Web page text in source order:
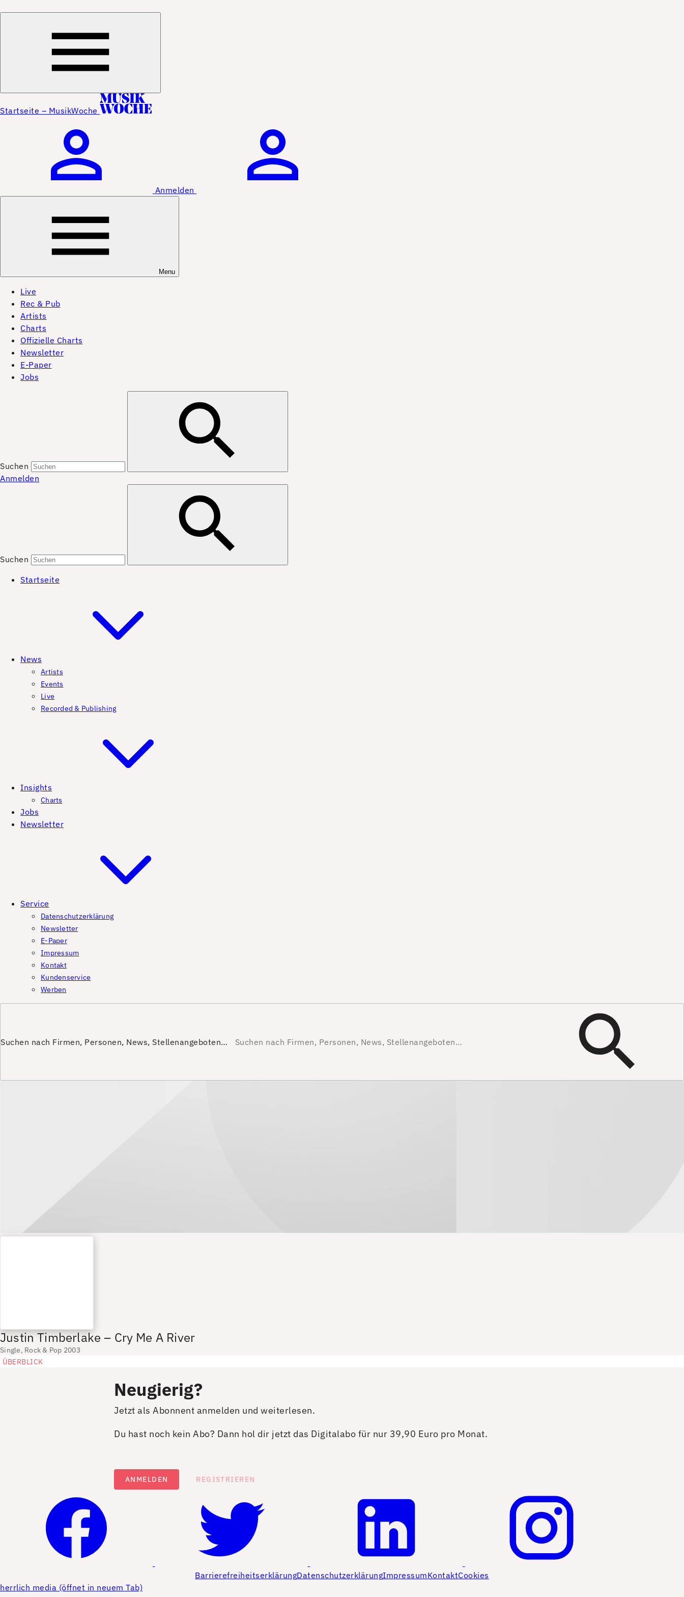
Startseite – MusikWoche
Anmelden
Menu
Live
Rec & Pub
Artists
Charts
Offizielle Charts
Newsletter
E-Paper
Jobs
Suchen
Anmelden
Suchen
Startseite
News
Artists
Events
Live
Recorded & Publishing
Insights
Charts
Jobs
Newsletter
Service
Datenschutzerklärung
Newsletter
E-Paper
Impressum
Kontakt
Kundenservice
Werben
Suchen nach Firmen, Personen, News, Stellenangeboten…
Justin Timberlake – Cry Me A River
Single, Rock & Pop 2003
ÜBERBLICK
Neugierig?
Jetzt als Abonnent anmelden und weiterlesen.
Du hast noch kein Abo? Dann hol dir jetzt das Digitalabo für nur 39,90 Euro pro Monat.
ANMELDEN REGISTRIEREN
BarrierefreiheitserklärungDatenschutzerklärungImpressumKontaktCookies
herrlich media (öffnet in neuem Tab)